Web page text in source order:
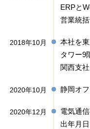
ERPと
営業統
2018年10月
本社を
タワー9
関西支
2020年10月 静岡オ
2020年12月
電気通
出年月